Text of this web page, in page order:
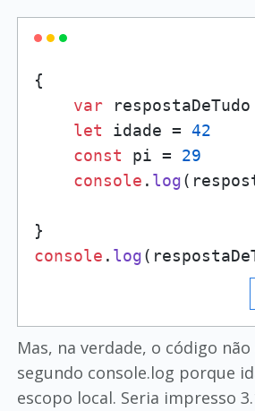
{
var
let idade = 42
const pi = 29
console . log
console . log
Mas, na verdade, o código
segundo console.log porque
escopo local. Seria impresso